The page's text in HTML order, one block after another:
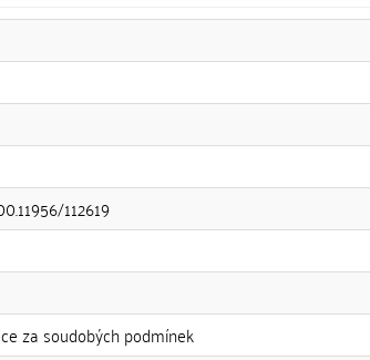
112619
za soudobých podmínek